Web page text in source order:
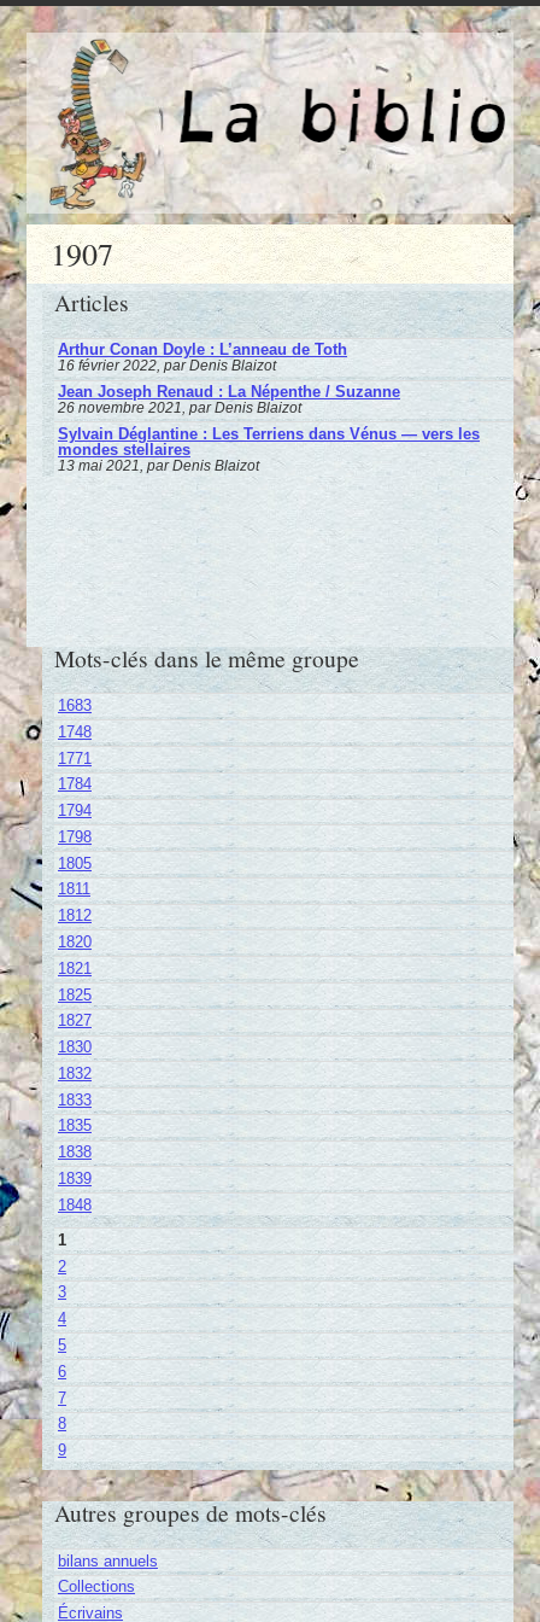
1907
Articles
Arthur Conan Doyle : L’anneau de Toth
16 février 2022, par Denis Blaizot
Jean Joseph Renaud : La Népenthe / Suzanne
26 novembre 2021, par Denis Blaizot
Sylvain Déglantine : Les Terriens dans Vénus — vers les
mondes stellaires
13 mai 2021, par Denis Blaizot
Mots-clés dans le même groupe
1683
1748
1771
1784
1794
1798
1805
1811
1812
1820
1821
1825
1827
1830
1832
1833
1835
1838
1839
1848
1
2
3
4
5
6
7
8
9
Autres groupes de mots-clés
bilans annuels
Collections
Écrivains